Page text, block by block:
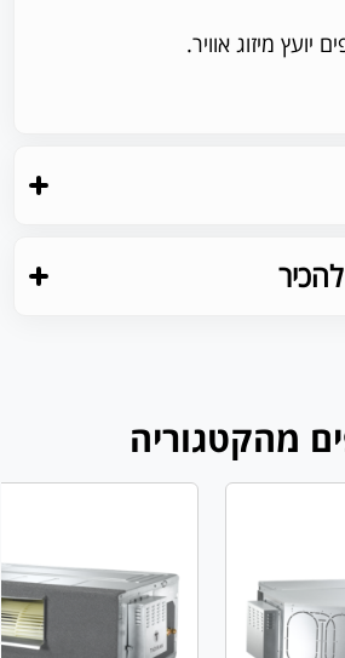
יועץ מיזוג אוויר.
מהקטגוריה